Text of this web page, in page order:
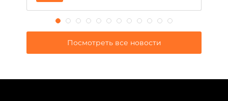
Посмотреть все новости